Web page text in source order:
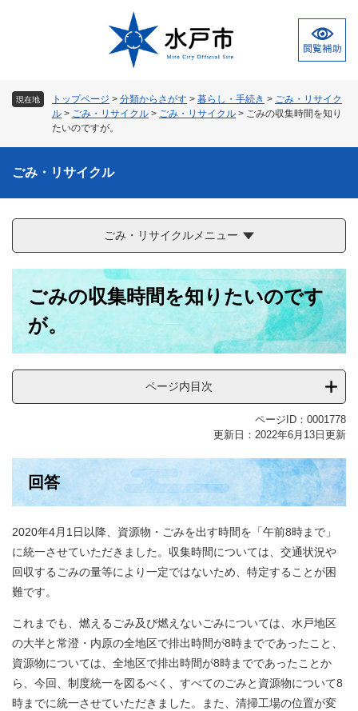
現在地 トップページ > 分類からさがす > 暮らし・手続き > ごみ・リサイク
ル > ごみ・リサイクル > ごみ・リサイクル > ごみの収集時間を知り
たいのですが。
ごみ・リサイクル
ごみ・リサイクルメニュー
ごみの収集時間を知りたいのです
が。
ページ内目次
ページID：0001778
更新日：2022年6月13日更新
回答
2020年4月1日以降、資源物・ごみを出す時間を「午前8時まで」
に統一させていただきました。収集時間については、交通状況や
回収するごみの量等により一定ではないため、特定することが困
難です。
これまでも、燃えるごみ及び燃えないごみについては、水戸地区
の大半と常澄・内原の全地区で排出時間が8時までであったこと、
資源物については、全地区で排出時間が8時までであったことか
ら、今回、制度統一を図るべく、すべてのごみと資源物について8
時までに統一させていただきました。また、清掃工場の位置が変